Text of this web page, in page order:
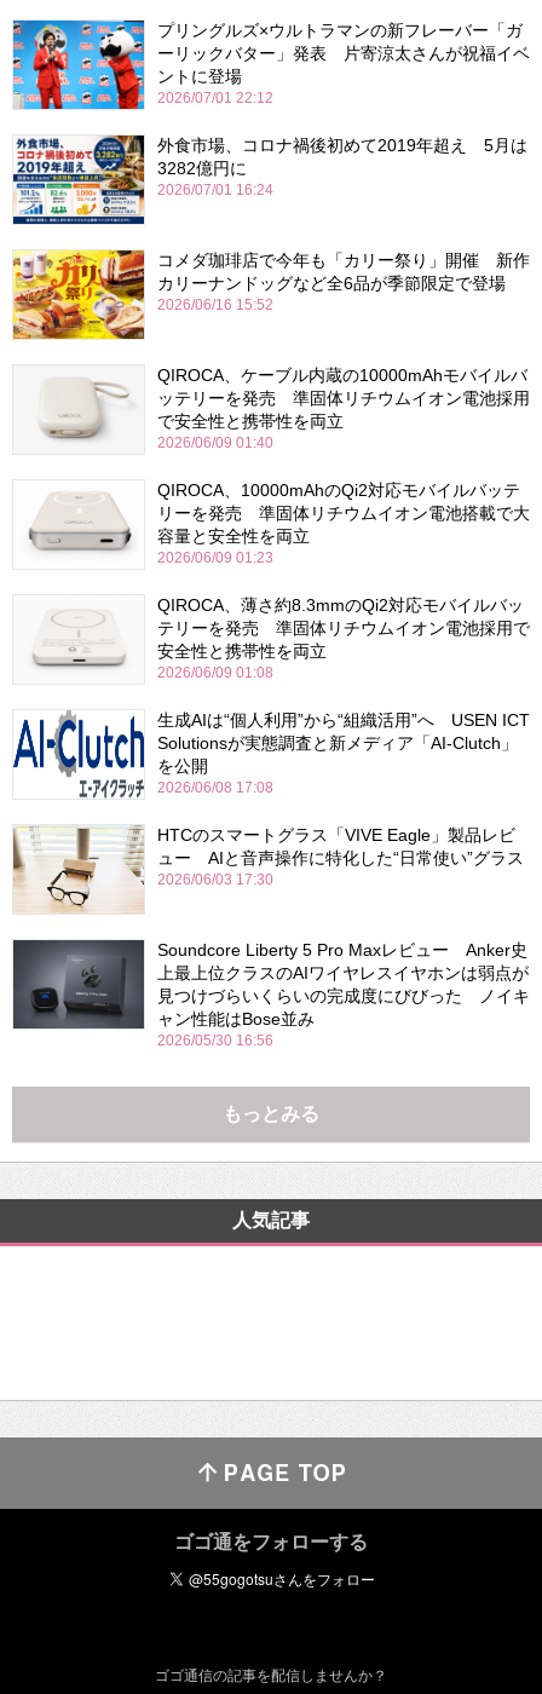
プリングルズ×ウルトラマンの新フレーバー「ガ
ーリックバター」発表 片寄涼太さんが祝福イベ
ントに登場
2026/07/01 22:12
外食市場、コロナ禍後初めて2019年超え 5月は
3282億円に
2026/07/01 16:24
コメダ珈琲店で今年も「カリー祭り」開催 新作
カリーナンドッグなど全6品が季節限定で登場
2026/06/16 15:52
QIROCA、ケーブル内蔵の10000mAhモバイルバ
ッテリーを発売 準固体リチウムイオン電池採用
で安全性と携帯性を両立
2026/06/09 01:40
QIROCA、10000mAhのQi2対応モバイルバッテ
リーを発売 準固体リチウムイオン電池搭載で大
容量と安全性を両立
2026/06/09 01:23
QIROCA、薄さ約8.3mmのQi2対応モバイルバッ
テリーを発売 準固体リチウムイオン電池採用で
安全性と携帯性を両立
2026/06/09 01:08
生成AIは“個人利用”から“組織活用”へ USEN ICT
Solutionsが実態調査と新メディア「AI-Clutch」
を公開
2026/06/08 17:08
HTCのスマートグラス「VIVE Eagle」製品レビ
ュー AIと音声操作に特化した“日常使い”グラス
2026/06/03 17:30
Soundcore Liberty 5 Pro Maxレビュー Anker史
上最上位クラスのAIワイヤレスイヤホンは弱点が
見つけづらいくらいの完成度にびびった ノイキ
ャン性能はBose並み
2026/05/30 16:56
もっとみる
人気記事
ゴゴ通をフォローする
ゴゴ通信の記事を配信しませんか？